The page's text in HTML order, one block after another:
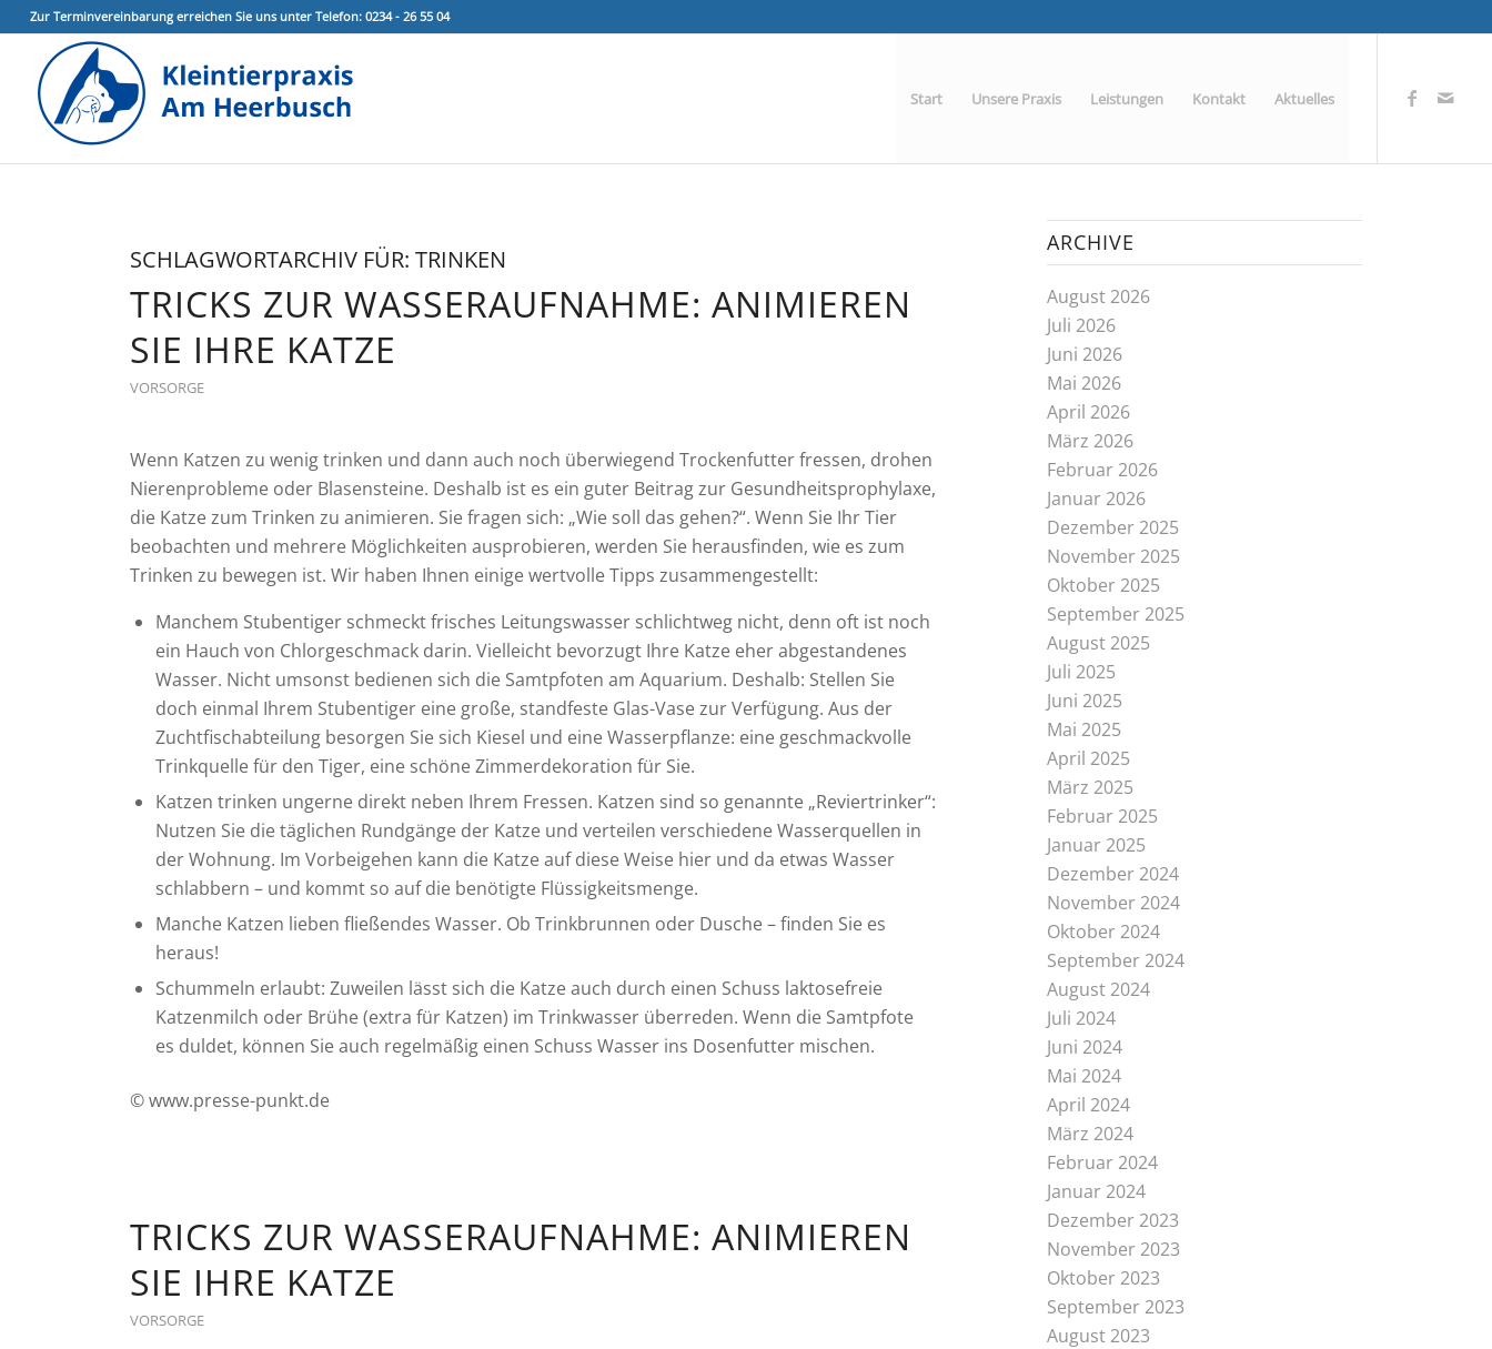
Zur Terminvereinbarung erreichen Sie uns unter Telefon: 0234 - 26 55 04
Start Unsere Praxis Leistungen Kontakt Aktuelles
SCHLAGWORTARCHIV FÜR:TRINKEN
TRICKS ZUR WASSERAUFNAHME: ANIMIEREN
SIE IHRE KATZE
VORSORGE
Wenn Katzen zu wenig trinken und dann auch noch überwiegend Trockenfutter fressen, drohen
Nierenprobleme oder Blasensteine. Deshalb ist es ein guter Beitrag zur Gesundheitsprophylaxe,
die Katze zum Trinken zu animieren. Sie fragen sich: „Wie soll das gehen?“. Wenn Sie Ihr Tier
beobachten und mehrere Möglichkeiten ausprobieren, werden Sie herausfinden, wie es zum
Trinken zu bewegen ist. Wir haben Ihnen einige wertvolle Tipps zusammengestellt:
Manchem Stubentiger schmeckt frisches Leitungswasser schlichtweg nicht, denn oft ist noch
ein Hauch von Chlorgeschmack darin. Vielleicht bevorzugt Ihre Katze eher abgestandenes
Wasser. Nicht umsonst bedienen sich die Samtpfoten am Aquarium. Deshalb: Stellen Sie
doch einmal Ihrem Stubentiger eine große, standfeste Glas-Vase zur Verfügung. Aus der
Zuchtfischabteilung besorgen Sie sich Kiesel und eine Wasserpflanze: eine geschmackvolle
Trinkquelle für den Tiger, eine schöne Zimmerdekoration für Sie.
Katzen trinken ungerne direkt neben Ihrem Fressen. Katzen sind so genannte „Reviertrinker“:
Nutzen Sie die täglichen Rundgänge der Katze und verteilen verschiedene Wasserquellen in
der Wohnung. Im Vorbeigehen kann die Katze auf diese Weise hier und da etwas Wasser
schlabbern – und kommt so auf die benötigte Flüssigkeitsmenge.
Manche Katzen lieben fließendes Wasser. Ob Trinkbrunnen oder Dusche – finden Sie es
heraus!
Schummeln erlaubt: Zuweilen lässt sich die Katze auch durch einen Schuss laktosefreie
Katzenmilch oder Brühe (extra für Katzen) im Trinkwasser überreden. Wenn die Samtpfote
es duldet, können Sie auch regelmäßig einen Schuss Wasser ins Dosenfutter mischen.
© www.presse-punkt.de
TRICKS ZUR WASSERAUFNAHME: ANIMIEREN
SIE IHRE KATZE
VORSORGE
ARCHIVE
August 2026
Juli 2026
Juni 2026
Mai 2026
April 2026
März 2026
Februar 2026
Januar 2026
Dezember 2025
November 2025
Oktober 2025
September 2025
August 2025
Juli 2025
Juni 2025
Mai 2025
April 2025
März 2025
Februar 2025
Januar 2025
Dezember 2024
November 2024
Oktober 2024
September 2024
August 2024
Juli 2024
Juni 2024
Mai 2024
April 2024
März 2024
Februar 2024
Januar 2024
Dezember 2023
November 2023
Oktober 2023
September 2023
August 2023